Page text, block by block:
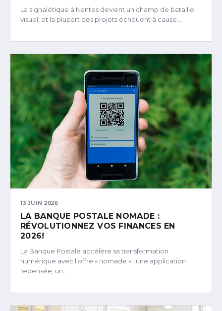
La signalétique à Nantes devient un champ de bataille
visuel, et la plupart des projets échouent à cause…
13 JUIN 2026
LA BANQUE POSTALE NOMADE :
RÉVOLUTIONNEZ VOS FINANCES EN
2026!
La Banque Postale accélère sa transformation
numérique avec l’offre « nomade » : une application
repensée, un…